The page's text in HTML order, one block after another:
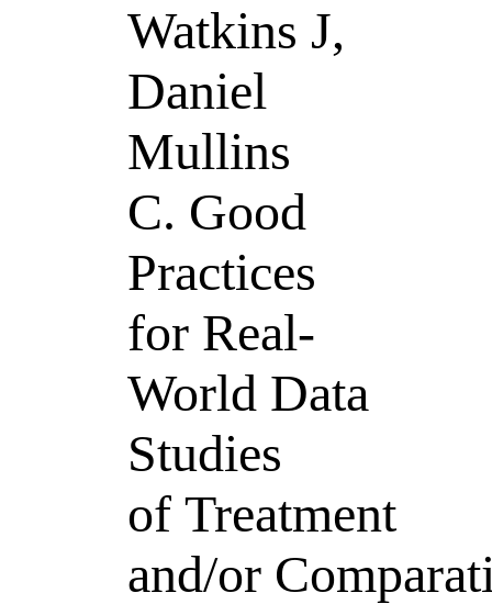
Watkins J,
Daniel
Mullins
C. Good
Practices
for Real-
World Data
Studies
of Treatment
and/or